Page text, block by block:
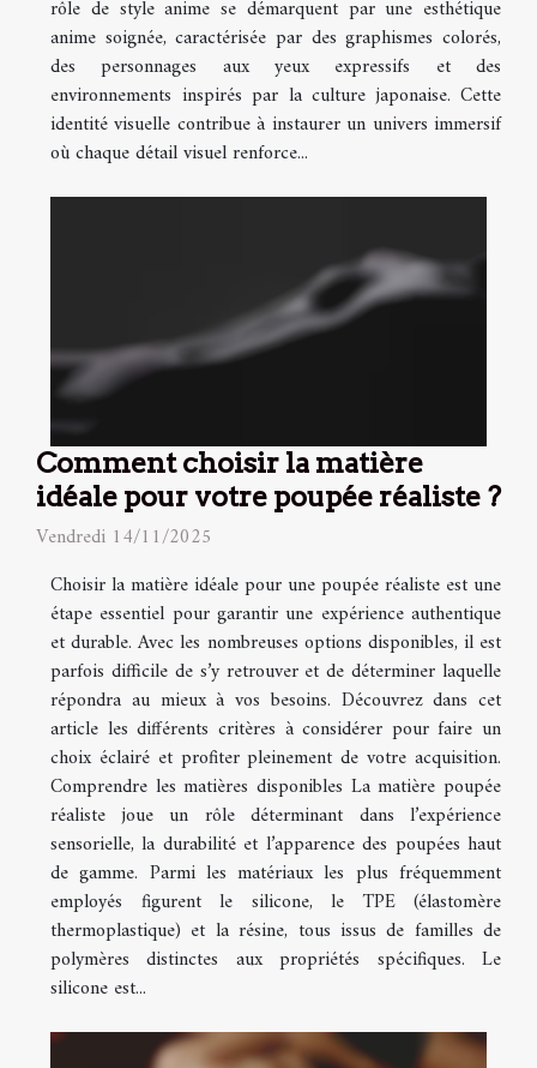
rôle de style anime se démarquent par une esthétique
anime soignée, caractérisée par des graphismes colorés,
des personnages aux yeux expressifs et des
environnements inspirés par la culture japonaise. Cette
identité visuelle contribue à instaurer un univers immersif
où chaque détail visuel renforce...
Comment choisir la matière
idéale pour votre poupée réaliste ?
Vendredi 14/11/2025
Choisir la matière idéale pour une poupée réaliste est une
étape essentiel pour garantir une expérience authentique
et durable. Avec les nombreuses options disponibles, il est
parfois difficile de s’y retrouver et de déterminer laquelle
répondra au mieux à vos besoins. Découvrez dans cet
article les différents critères à considérer pour faire un
choix éclairé et profiter pleinement de votre acquisition.
Comprendre les matières disponibles La matière poupée
réaliste joue un rôle déterminant dans l’expérience
sensorielle, la durabilité et l’apparence des poupées haut
de gamme. Parmi les matériaux les plus fréquemment
employés figurent le silicone, le TPE (élastomère
thermoplastique) et la résine, tous issus de familles de
polymères distinctes aux propriétés spécifiques. Le
silicone est...